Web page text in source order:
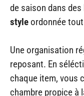
de saison dans
style ordonnée tout
Une organisation
reposant. En
chaque item, vous
chambre propice à